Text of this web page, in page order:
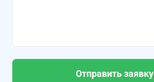
Отправить заявку